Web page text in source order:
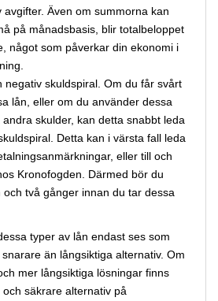
avgifter. Även om summorna kan
på månadsbasis, blir totalbeloppet
något som påverkar din ekonomi i
negativ skuldspiral. Om du får svårt
lån, eller om du använder dessa
skulder, kan detta snabbt leda
Detta kan i värsta fall leda
eller till och
Kronofogden. Därmed bör du
och två gånger innan du tar dessa
typer av lån endast ses som
än långsiktiga alternativ. Om
mer långsiktiga lösningar finns
säkrare alternativ på